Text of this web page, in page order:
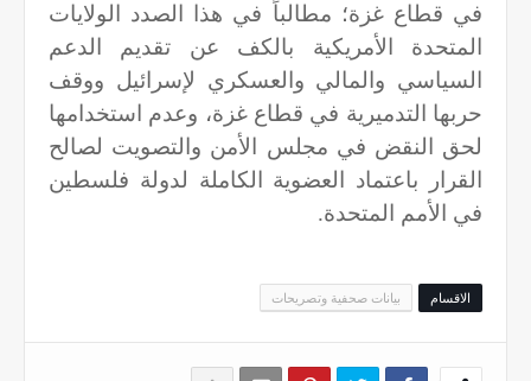
في قطاع غزة؛ مطالباً في هذا الصدد الولايات
المتحدة الأمريكية بالكف عن تقديم الدعم
السياسي والمالي والعسكري لإسرائيل ووقف
حربها التدميرية في قطاع غزة، وعدم استخدامها
لحق النقض في مجلس الأمن والتصويت لصالح
القرار باعتماد العضوية الكاملة لدولة فلسطين
في الأمم المتحدة.
الاقسام بيانات صحفية وتصريحات